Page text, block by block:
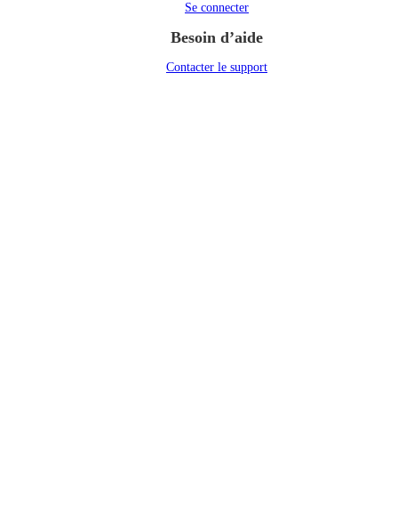
Se connecter
Besoin d’aide
Contacter le support